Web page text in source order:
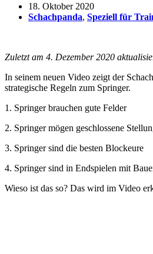
18. Oktober 2020
Schachpanda, Speziell für
Zuletzt am 4. Dezember 2020
In seinem neuen Video zeigt der
strategische Regeln zum Springer.
1. Springer brauchen gute Felder
2. Springer mögen geschlossene
3. Springer sind die besten Blockeure
4. Springer sind in Endspielen mit
Wieso ist das so? Das wird im Video